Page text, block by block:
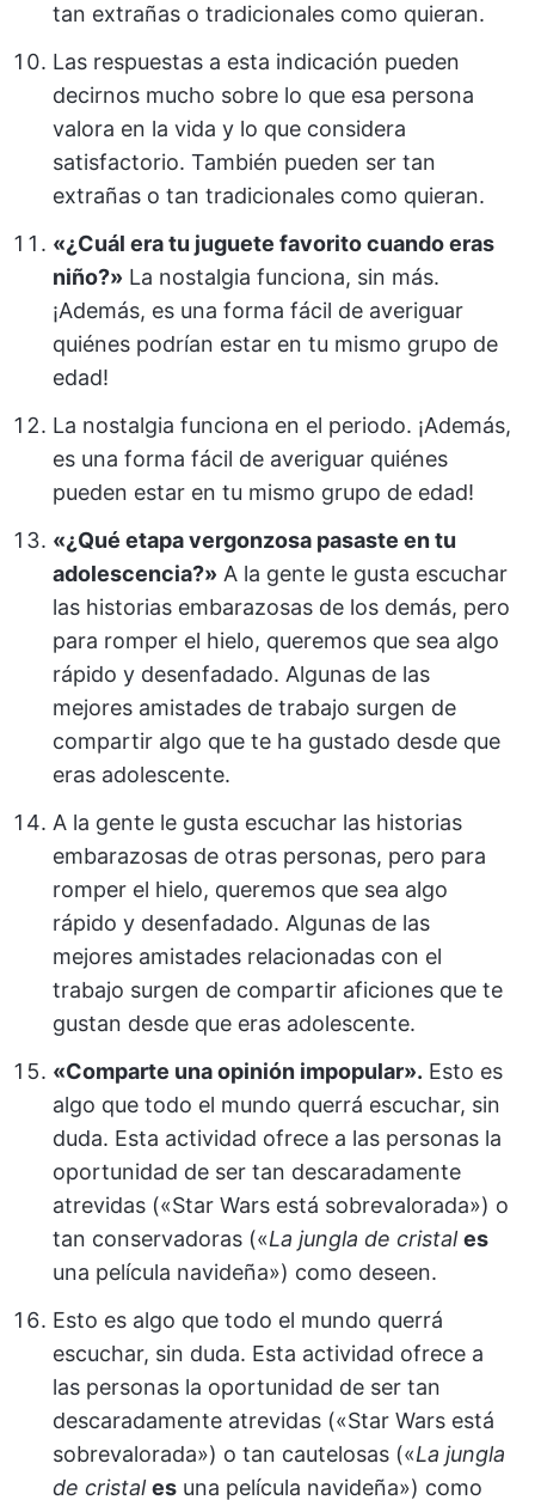
tan extrañas o tradicionales como quieran.
Las respuestas a esta indicación pueden
decirnos mucho sobre lo que esa persona
valora en la vida y lo que considera
satisfactorio. También pueden ser tan
extrañas o tan tradicionales como quieran.
«¿Cuál era tu juguete favorito cuando eras
niño?» La nostalgia funciona, sin más.
¡Además, es una forma fácil de averiguar
quiénes podrían estar en tu mismo grupo de
edad!
La nostalgia funciona en el periodo. ¡Además,
es una forma fácil de averiguar quiénes
pueden estar en tu mismo grupo de edad!
«¿Qué etapa vergonzosa pasaste en tu
adolescencia?» A la gente le gusta escuchar
las historias embarazosas de los demás, pero
para romper el hielo, queremos que sea algo
rápido y desenfadado. Algunas de las
mejores amistades de trabajo surgen de
compartir algo que te ha gustado desde que
eras adolescente.
A la gente le gusta escuchar las historias
embarazosas de otras personas, pero para
romper el hielo, queremos que sea algo
rápido y desenfadado. Algunas de las
mejores amistades relacionadas con el
trabajo surgen de compartir aficiones que te
gustan desde que eras adolescente.
«Comparte una opinión impopular». Esto es
algo que todo el mundo querrá escuchar, sin
duda. Esta actividad ofrece a las personas la
oportunidad de ser tan descaradamente
atrevidas («Star Wars está sobrevalorada») o
tan conservadoras («La jungla de cristal es
una película navideña») como deseen.
Esto es algo que todo el mundo querrá
escuchar, sin duda. Esta actividad ofrece a
las personas la oportunidad de ser tan
descaradamente atrevidas («Star Wars está
sobrevalorada») o tan cautelosas («La jungla
de cristal es una película navideña») como